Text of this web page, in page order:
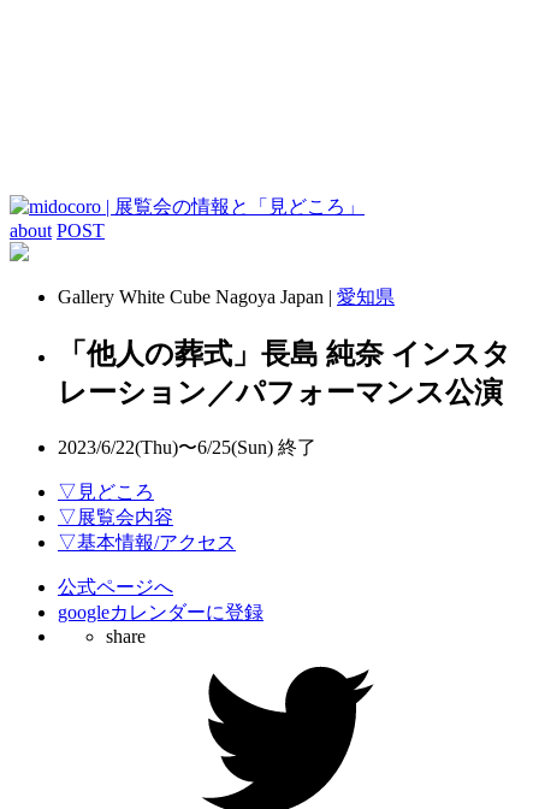
about POST
Gallery White Cube Nagoya Japan | 愛知県
「他人の葬式」長島 純奈 インスタ
レーション／パフォーマンス公演
2023/6/22(Thu)〜6/25(Sun) 終了
▽見どころ
▽展覧会内容
▽基本情報/アクセス
公式ページへ
googleカレンダーに登録
share